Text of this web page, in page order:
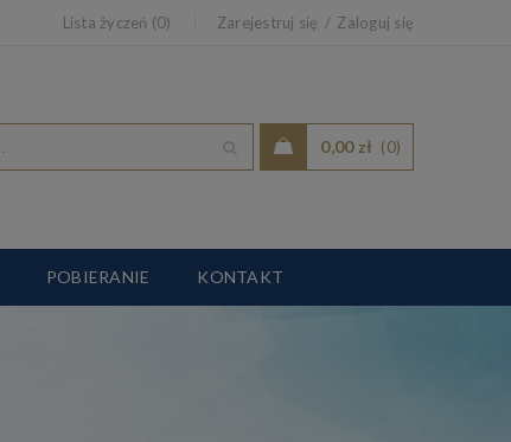
Lista życzeń (0) Zarejestruj się Zaloguj się
0,00 zł (0)
POBIERANIE KONTAKT